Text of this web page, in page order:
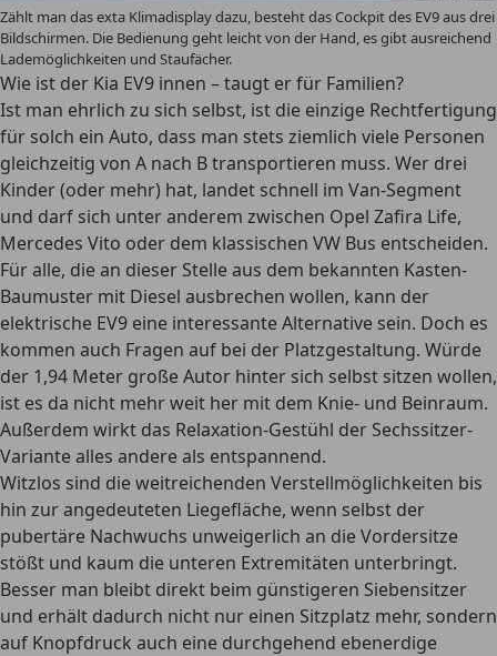
Zählt man das exta Klimadisplay dazu, besteht das Cockpit des EV9 aus drei
Bildschirmen. Die Bedienung geht leicht von der Hand, es gibt ausreichend
Lademöglichkeiten und Staufächer.
Wie ist der Kia EV9 innen – taugt er für Familien?
Ist man ehrlich zu sich selbst, ist die einzige Rechtfertigung
für solch ein Auto, dass man stets ziemlich viele Personen
gleichzeitig von A nach B transportieren muss. Wer drei
Kinder (oder mehr) hat, landet schnell im Van-Segment
und darf sich unter anderem zwischen Opel Zafira Life,
Mercedes Vito oder dem klassischen VW Bus entscheiden.
Für alle, die an dieser Stelle aus dem bekannten Kasten-
Baumuster mit Diesel ausbrechen wollen, kann der
elektrische EV9 eine interessante Alternative sein. Doch es
kommen auch Fragen auf bei der Platzgestaltung. Würde
der 1,94 Meter große Autor hinter sich selbst sitzen wollen,
ist es da nicht mehr weit her mit dem Knie- und Beinraum.
Außerdem wirkt das Relaxation-Gestühl der Sechssitzer-
Variante alles andere als entspannend.
Witzlos sind die weitreichenden Verstellmöglichkeiten bis
hin zur angedeuteten Liegefläche, wenn selbst der
pubertäre Nachwuchs unweigerlich an die Vordersitze
stößt und kaum die unteren Extremitäten unterbringt.
Besser man bleibt direkt beim günstigeren Siebensitzer
und erhält dadurch nicht nur einen Sitzplatz mehr, sondern
auf Knopfdruck auch eine durchgehend ebenerdige